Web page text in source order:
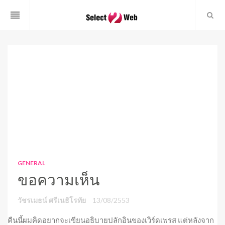
reorder
GENERAL
ขอความเห็น
วัชรเมธน์ ศรีเนธิโรทัย 13/08/2553
คืนนี้ผมคิดอยากจะเขียนอธิบายปลักอินของเวิร์ดเพรส แต่หลังจาก